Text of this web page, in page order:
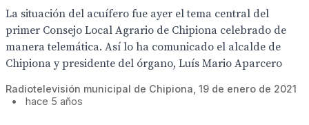
La situación del acuífero fue ayer el tema central del
primer Consejo Local Agrario de Chipiona celebrado de
manera telemática. Así lo ha comunicado el alcalde de
Chipiona y presidente del órgano, Luís Mario Aparcero
Radiotelevisión municipal de Chipiona, 19 de enero de 2021
•
hace 5 años